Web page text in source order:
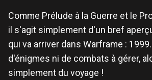
Comme Prélude à la Guerre et le
il s'agit simplement d'un bref
qui va arriver dans Warframe :
d'énigmes ni de combats à gérer,
simplement du voyage !